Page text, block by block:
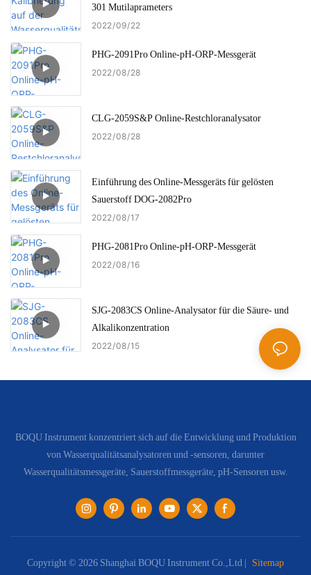
301 Mutilaprameters
2022 09 22
PHG-2091Pro Online-pH-ORP-Messgerät
2022 08 28
CLG-2059S&P Online-Restchloranalysator
2022 08 28
Einführung des Online-Messgeräts für gelösten
Sauerstoff DOG-2082Pro
2022 08 17
PHG-2081Pro Online-pH-ORP-Messgerät
2022 08 16
SJG-2083CS Online-Analysator für die Säure- und
Alkalikonzentration
2022 08 15
BOQU Instrument konzentriert sich auf die Entwicklung und Produktion
von Wasserqualitätsanalysatoren und -sensoren, darunter
Wasserqualitätsmessgeräte, Sauerstoffmessgeräte, pH-Sensoren usw.
Copyright © 2026 Shanghai BOQU Instrument Co.,Ltd | Sitemap